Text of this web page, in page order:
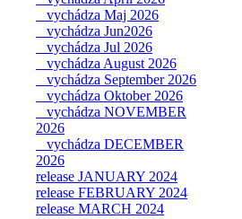
vychádza Maj 2026
vychádza Jun2026
vychádza Jul 2026
vychádza August 2026
vychádza September 2026
vychádza Oktober 2026
vychádza NOVEMBER
2026
vychádza DECEMBER
2026
release JANUARY 2024
release FEBRUARY 2024
release MARCH 2024